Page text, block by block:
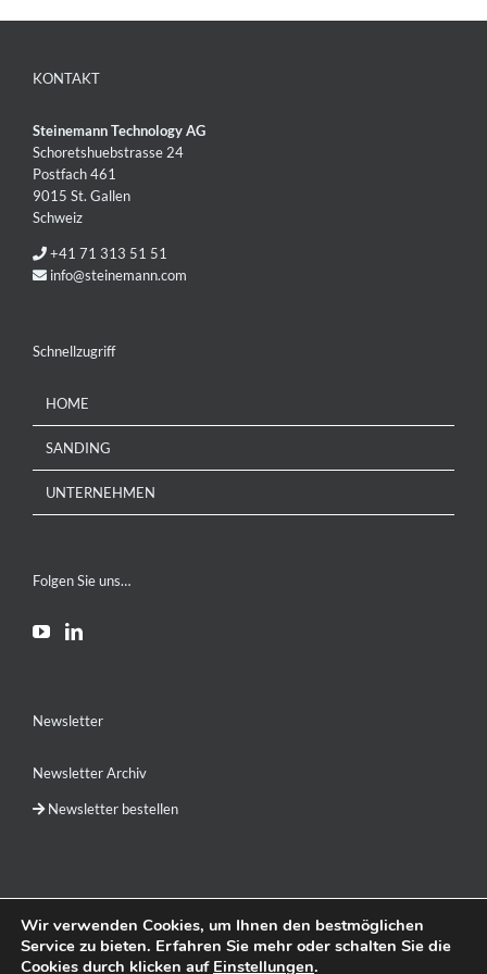
KONTAKT
Steinemann Technology AG
Schoretshuebstrasse 24
Postfach 461
9015 St. Gallen
Schweiz
+41 71 313 51 51
info@steinemann.com
Schnellzugriff
HOME
SANDING
UNTERNEHMEN
Folgen Sie uns…
Newsletter
Newsletter Archiv
Newsletter bestellen
EN RU
Wir verwenden Cookies, um Ihnen den bestmöglichen
Service zu bieten. Erfahren Sie mehr oder schalten Sie die
Cookies durch klicken auf Einstellungen.